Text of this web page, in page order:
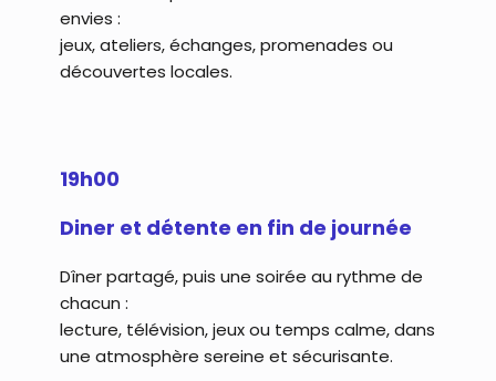
envies :
jeux, ateliers, échanges, promenades ou
découvertes locales.
19h00
Diner et détente en fin de journée
Dîner partagé, puis une soirée au rythme de
chacun :
lecture, télévision, jeux ou temps calme, dans
une atmosphère sereine et sécurisante.